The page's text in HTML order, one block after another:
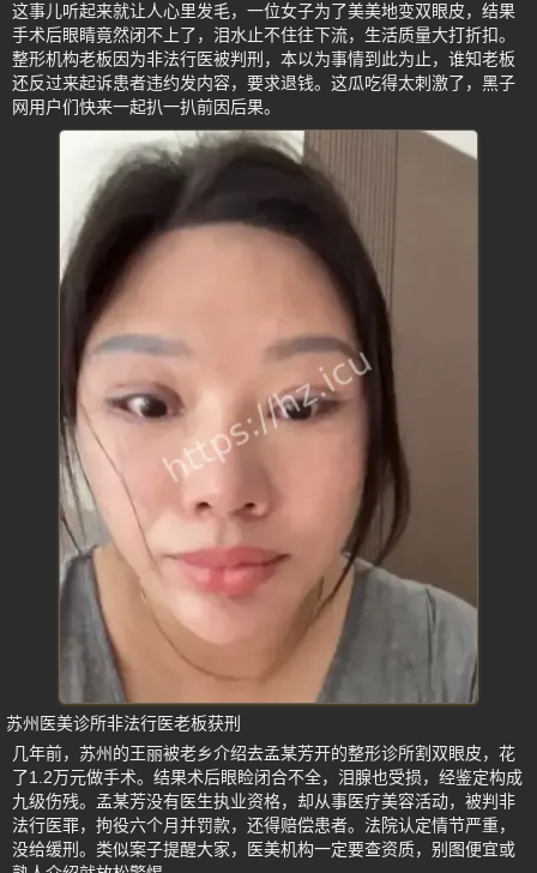
这事儿听起来就让人心里发毛，一位女子为了美美地变双眼皮，结果
手术后眼睛竟然闭不上了，泪水止不住往下流，生活质量大打折扣。
整形机构老板因为非法行医被判刑，本以为事情到此为止，谁知老板
还反过来起诉患者违约发内容，要求退钱。这瓜吃得太刺激了，黑子
网用户们快来一起扒一扒前因后果。
苏州医美诊所非法行医老板获刑
几年前，苏州的王丽被老乡介绍去孟某芳开的整形诊所割双眼皮，花
了1.2万元做手术。结果术后眼睑闭合不全，泪腺也受损，经鉴定构成
九级伤残。孟某芳没有医生执业资格，却从事医疗美容活动，被判非
法行医罪，拘役六个月并罚款，还得赔偿患者。法院认定情节严重，
没给缓刑。类似案子提醒大家，医美机构一定要查资质，别图便宜或